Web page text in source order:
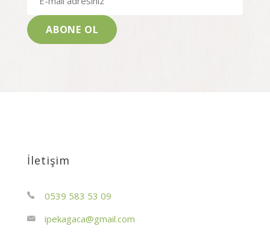
İletişim
0539 583 53 09
ipekagaca@gmail.com